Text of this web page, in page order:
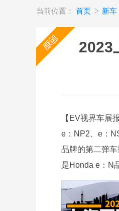
当前位置： 首页 新车
2023
【EV视界车展
e：NP2、e：
品牌的第二弹
是Honda e：N